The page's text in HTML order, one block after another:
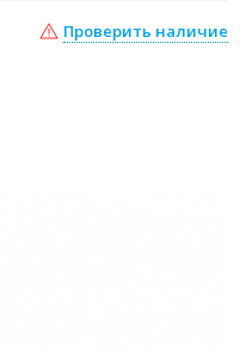
Проверить наличие